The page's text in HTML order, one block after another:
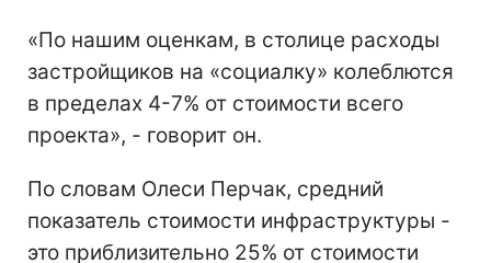
«По нашим оценкам, в столице расходы
застройщиков на «социалку» колеблются
в пределах 4-7% от стоимости всего
проекта», - говорит он.
По словам Олеси Перчак, средний
показатель стоимости инфраструктуры -
это приблизительно 25% от стоимости